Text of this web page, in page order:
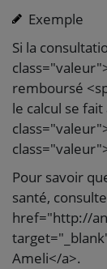
Exemple
Si la
remboursé
le calcul se
Pour savoir
santé,
href="http://
Ameli</a>.